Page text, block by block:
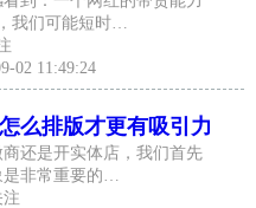
我们可能短时…
02 11:49:24
么排版才更有吸引力
还是开实体店，我们首先
非常重要的…